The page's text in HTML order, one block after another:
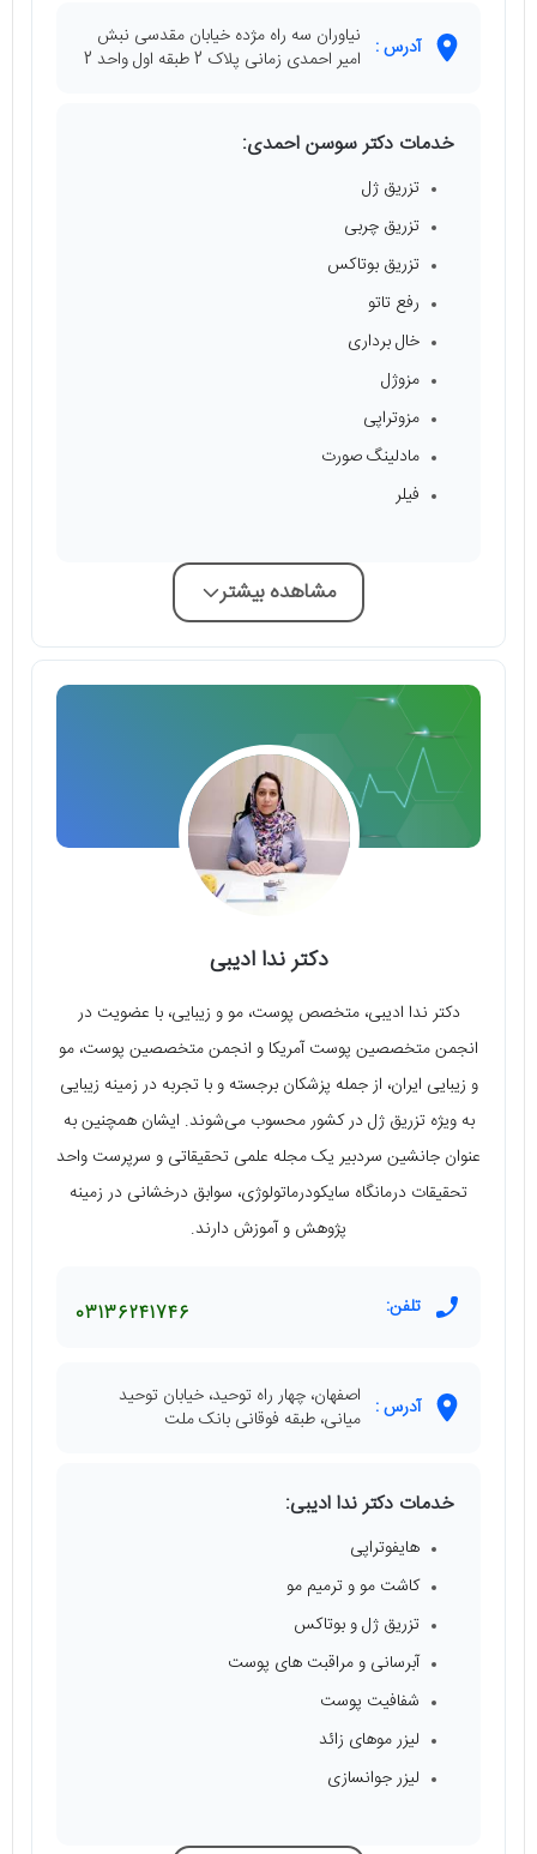
آدرس : نیاوران سه راه مژده خیابان مقدسی نبش
امیر احمدی زمانی پلاک 2 طبقه اول واحد 2
خدمات دکتر سوسن احمدی:
تزریق ژل
تزریق چربی
تزریق بوتاکس
رفع تاتو
خال برداری
مزوژل
مزوتراپی
مادلینگ صورت
فیلر
مشاهده بیشتر
دکتر ندا ادیبی
دکتر ندا ادیبی، متخصص پوست، مو و زیبایی، با عضویت در
انجمن متخصصین پوست آمریکا و انجمن متخصصین پوست، مو
و زیبایی ایران، از جمله پزشکان برجسته و با تجربه در زمینه زیبایی
به ویژه تزریق ژل در کشور محسوب می‌شوند. ایشان همچنین به
عنوان جانشین سردبیر یک مجله علمی تحقیقاتی و سرپرست واحد
تحقیقات درمانگاه سایکودرماتولوژی، سوابق درخشانی در زمینه
پژوهش و آموزش دارند.
تلفن: 03136241746
آدرس : اصفهان، چهار راه توحید، خیابان توحید
میانی، طبقه فوقانی بانک ملت
خدمات دکتر ندا ادیبی:
هایفوتراپی
کاشت مو و ترمیم مو
تزریق ژل و بوتاکس
آبرسانی و مراقبت های پوست
شفافیت پوست
لیزر موهای زائد
لیزر جوانسازی